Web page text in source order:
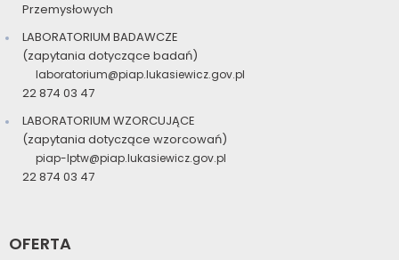
Przemysłowych
LABORATORIUM BADAWCZE
(zapytania dotyczące badań)
laboratorium@piap.lukasiewicz.gov.pl
22 874 03 47
LABORATORIUM WZORCUJĄCE
(zapytania dotyczące wzorcowań)
piap-lptw@piap.lukasiewicz.gov.pl
22 874 03 47
OFERTA